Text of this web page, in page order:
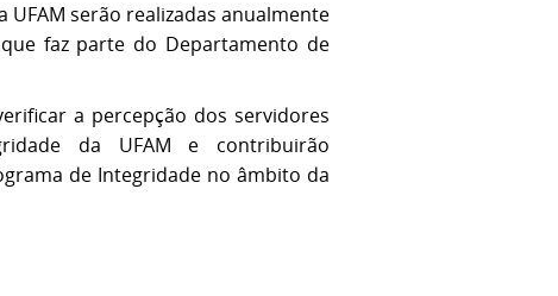
UFAM serão realizadas anualmente
faz parte do Departamento de
a percepção dos servidores
da UFAM e contribuirão
de Integridade no âmbito da